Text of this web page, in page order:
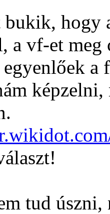
hogy
a vf-et
a
tud